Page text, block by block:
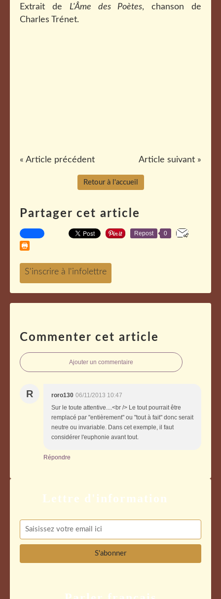
Extrait de L'Âme des Poètes, chanson de
Charles Trénet.
« Article précédent Article suivant »
Retour à l'accueil
Partager cet article
Repost 0
Commenter cet article
Ajouter un commentaire
R roro130 06/11/2013 10:47
Sur le toute attentive....<br /> Le tout pourrait être
remplacé par "entièrement" ou "tout à fait" donc serait
neutre ou invariable. Dans cet exemple, il faut
considérer l'euphonie avant tout.
Répondre